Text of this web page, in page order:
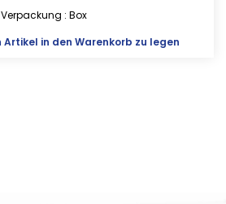
Verpackung : Box
Artikel in den Warenkorb zu legen